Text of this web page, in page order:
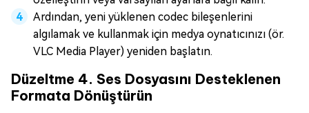
Ardından, yeni yüklenen codec bileşenlerini
algılamak ve kullanmak için medya oynatıcınızı (ör.
VLC Media Player) yeniden başlatın.
Düzeltme 4. Ses Dosyasını Desteklenen
Formata Dönüştürün